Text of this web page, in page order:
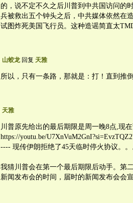
的，说不定不久之后川普到中共国访问的
兵被救出五个钟头之后，中共媒体依然在
试图炸死美国飞行员。这种造谣简直太
山蛟龙回复 天雅
所以，只有一条路，那就是：打！直到推倒
天雅
川普原先给出的最后期限是周一晚8点,现在
https://youtu.be/
---- 现传伊朗拒绝了45天临时停火协议。。
我猜川普会在第一个最后期限后动手。第
新闻发布会的时间，届时的新闻发布会会